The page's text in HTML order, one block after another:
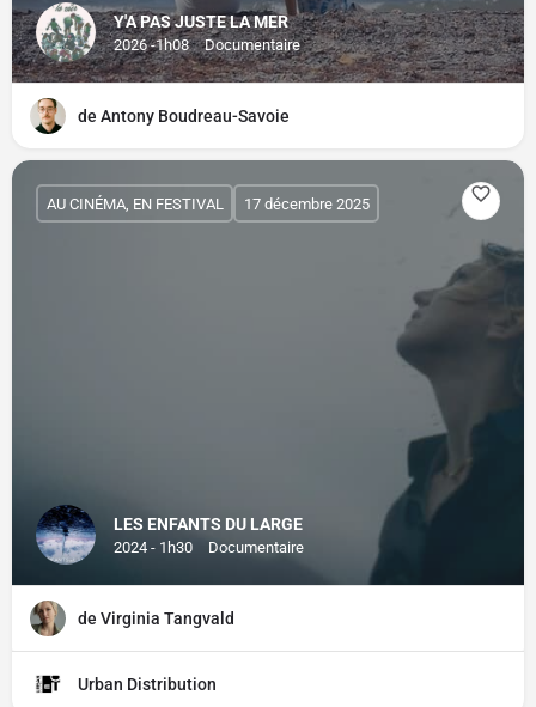
Y'A PAS JUSTE LA MER
2026 -1h08 Documentaire
de Antony Boudreau-Savoie
LES ENFANTS DU LARGE
2024 - 1h30 Documentaire
AU CINÉMA, EN FESTIVAL 17 décembre 2025
de Virginia Tangvald
Urban Distribution